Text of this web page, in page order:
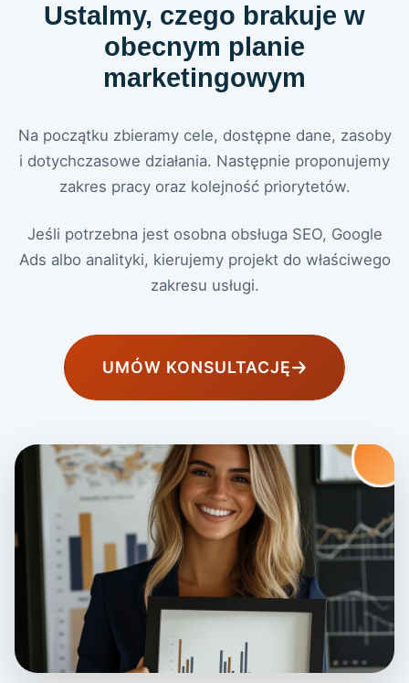
NAPISZ DO NAS
biuro@creationx.pl
Ustalmy, czego brakuje w
obecnym planie
marketingowym
Na początku zbieramy cele, dostępne dane, zasoby
i dotychczasowe działania. Następnie proponujemy
zakres pracy oraz kolejność priorytetów.
Jeśli potrzebna jest osobna obsługa SEO, Google
Ads albo analityki, kierujemy projekt do właściwego
zakresu usługi.
UMÓW KONSULTACJĘ